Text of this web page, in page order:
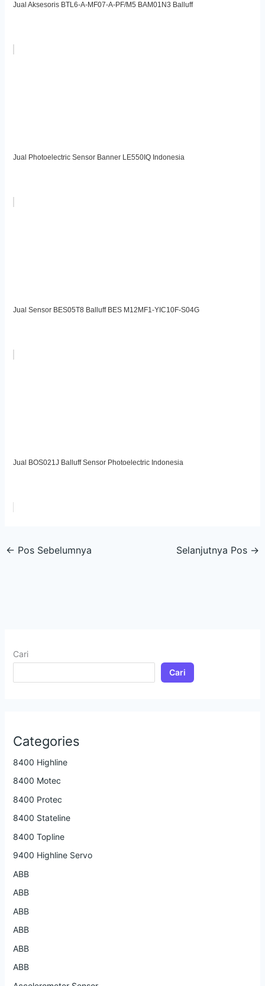
Jual Aksesoris BTL6-A-MF07-A-PF/M5 BAM01N3 Balluff
Jual Photoelectric Sensor Banner LE550IQ Indonesia
Jual Sensor BES05T8 Balluff BES M12MF1-YIC10F-S04G
Jual BOS021J Balluff Sensor Photoelectric Indonesia
← Pos Sebelumnya Selanjutnya Pos →
Cari
Cari
Categories
8400 Highline
8400 Motec
8400 Protec
8400 Stateline
8400 Topline
9400 Highline Servo
ABB
ABB
ABB
ABB
ABB
ABB